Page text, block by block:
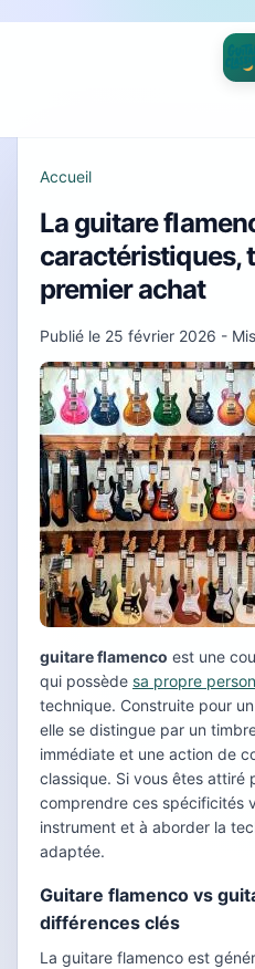
Accueil
La guitare
caractéristiques,
premier achat
Publié le 25 février 2026 -
guitare flamenco est une
qui possède sa propre
technique. Construite pour
elle se distingue par un
immédiate et une action de
classique. Si vous êtes attiré
comprendre ces spécificités
instrument et à aborder la
adaptée.
Guitare flamenco vs
différences clés
La guitare flamenco est